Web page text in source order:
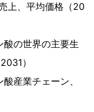
上、平均価格（20
の世界の主要生
）
産業チェーン、